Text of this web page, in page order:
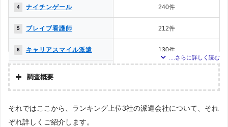
4 ナイチンゲール 240件
5 ブレイブ看護師 212件
6 キャリアスマイル派遣 130件
スタッフサービス・メディ
カル
8 かいごガーデン 73件
ナースパワー 71件
調査概要
株式会社アドバンスフロー
調査対象とした派遣会社について
それではここから、ランキング上位3社の派遣会社について、それ
ぞれ詳しくご紹介します。